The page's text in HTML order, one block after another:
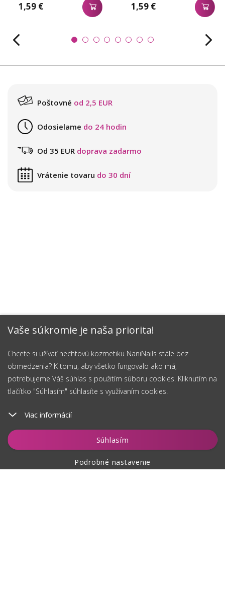
Vaše súkromie je naša priorita!
Chcete si užívať nechtovú kozmetiku NaniNails stále bez
obmedzenia? K tomu, aby všetko fungovalo ako má,
potrebujeme Váš súhlas s použitím súboru cookies. Kliknutím na
tlačítko "Súhlasím" súhlasíte s využívaním cookies.
Viac informácií
Súhlasím
Podrobné nastavenie
Vložiť do košíka
1,59 € 1,59 €
Poštovné od 2,5 EUR
Odosielame do 24 hodin
Od 35 EUR doprava zadarmo
Vrátenie tovaru do 30 dní